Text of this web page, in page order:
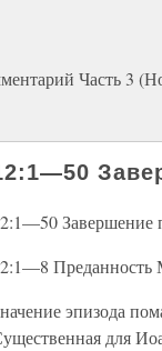
Часть 3
Завершение
Преданность
эпизода
для